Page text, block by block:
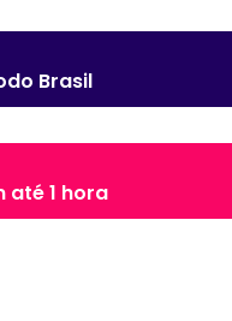
Brasil
até 1 hora